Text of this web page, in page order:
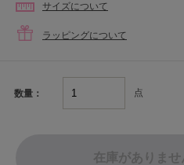
サイズについて
ラッピングについて
数量： 点
在庫がありませ